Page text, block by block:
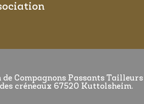
Compagnons Passants Tailleurs
créneaux 67520 Kuttolsheim.